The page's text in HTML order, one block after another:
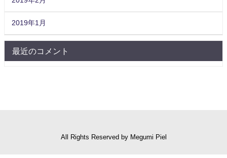
2019年1月
最近のコメント
All Rights Reserved by Megumi Piel